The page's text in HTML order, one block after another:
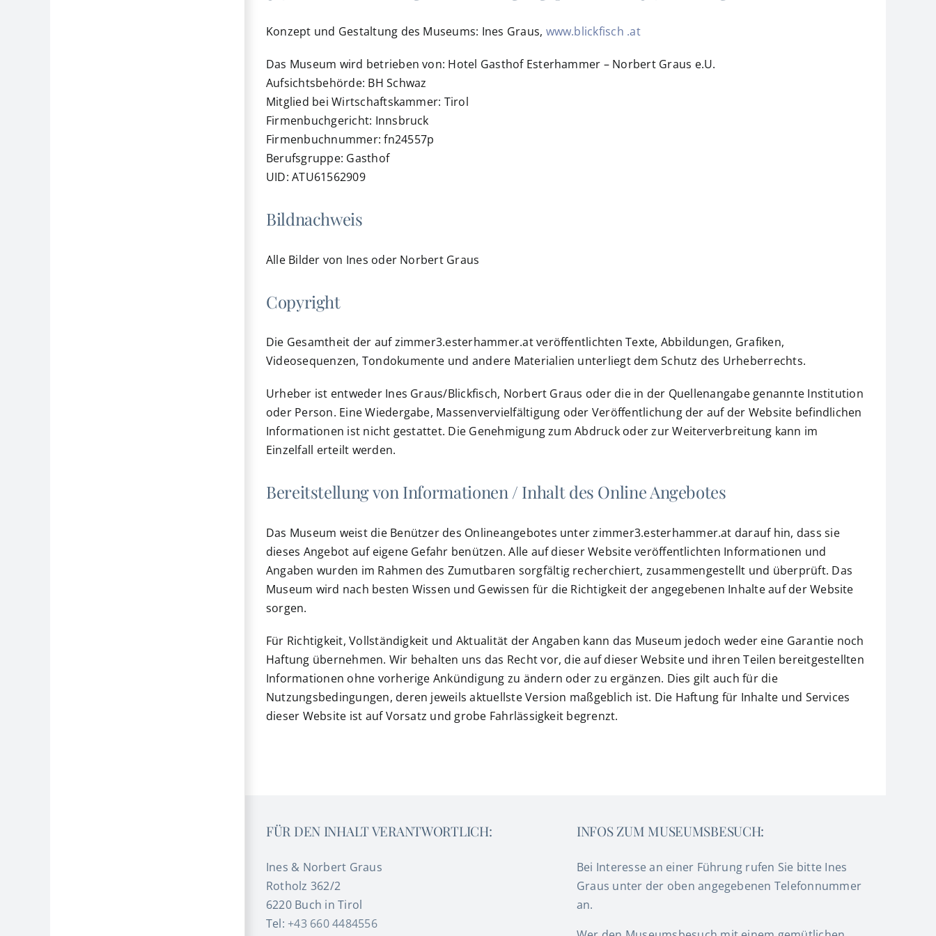
Konzept und Gestaltung des Museums: Ines Graus, www.blickfisch .at
Das Museum wird betrieben von: Hotel Gasthof Esterhammer – Norbert Graus e.U.
Aufsichtsbehörde: BH Schwaz
Mitglied bei Wirtschaftskammer: Tirol
Firmenbuchgericht: Innsbruck
Firmenbuchnummer: fn24557p
Berufsgruppe: Gasthof
UID: ATU61562909
Bildnachweis
Alle Bilder von Ines oder Norbert Graus
Copyright
Die Gesamtheit der auf zimmer3.esterhammer.at veröffentlichten Texte, Abbildungen, Grafiken,
Videosequenzen, Tondokumente und andere Materialien unterliegt dem Schutz des Urheberrechts.
Urheber ist entweder Ines Graus/Blickfisch, Norbert Graus oder die in der Quellenangabe genannte Institution
oder Person. Eine Wiedergabe, Massenvervielfältigung oder Veröffentlichung der auf der Website befindlichen
Informationen ist nicht gestattet. Die Genehmigung zum Abdruck oder zur Weiterverbreitung kann im
Einzelfall erteilt werden.
Bereitstellung von Informationen / Inhalt des Online Angebotes
Das Museum weist die Benützer des Onlineangebotes unter zimmer3.esterhammer.at darauf hin, dass sie
dieses Angebot auf eigene Gefahr benützen. Alle auf dieser Website veröffentlichten Informationen und
Angaben wurden im Rahmen des Zumutbaren sorgfältig recherchiert, zusammengestellt und überprüft. Das
Museum wird nach besten Wissen und Gewissen für die Richtigkeit der angegebenen Inhalte auf der Website
sorgen.
Für Richtigkeit, Vollständigkeit und Aktualität der Angaben kann das Museum jedoch weder eine Garantie noch
Haftung übernehmen. Wir behalten uns das Recht vor, die auf dieser Website und ihren Teilen bereitgestellten
Informationen ohne vorherige Ankündigung zu ändern oder zu ergänzen. Dies gilt auch für die
Nutzungsbedingungen, deren jeweils aktuellste Version maßgeblich ist. Die Haftung für Inhalte und Services
dieser Website ist auf Vorsatz und grobe Fahrlässigkeit begrenzt.
FÜR DEN INHALT VERANTWORTLICH:
Ines & Norbert Graus
Rotholz 362/2
6220 Buch in Tirol
Tel:+43 660 4484556
INFOS ZUM MUSEUMSBESUCH:
Bei Interesse an einer Führung rufen Sie bitte Ines
Graus unter der oben angegebenen Telefonnummer
an.